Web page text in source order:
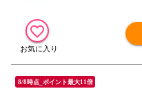
8/8時点_ポイント最大11倍